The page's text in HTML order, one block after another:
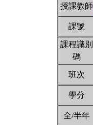
授課教師
課號
課程識別
碼
班次
學分
全/半年